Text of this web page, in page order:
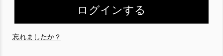
忘れましたか？